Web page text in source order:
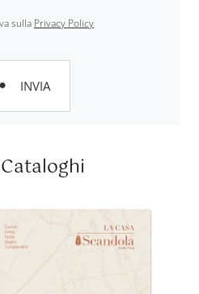
sulla Privacy Policy
INVIA